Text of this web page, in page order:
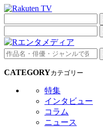
CATEGORYカテゴリー
特集
インタビュー
コラム
ニュース